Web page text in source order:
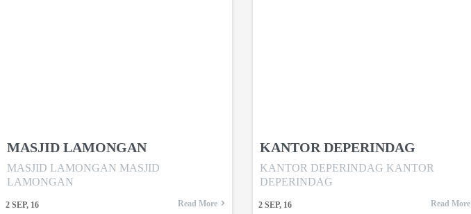
MASJID LAMONGAN
2 SEP, 16
MASJID LAMONGAN MASJID
LAMONGAN
Read More
KANTOR DEPERINDAG
2 SEP, 16
KANTOR DEPERINDAG KANTOR
DEPERINDAG
Read More